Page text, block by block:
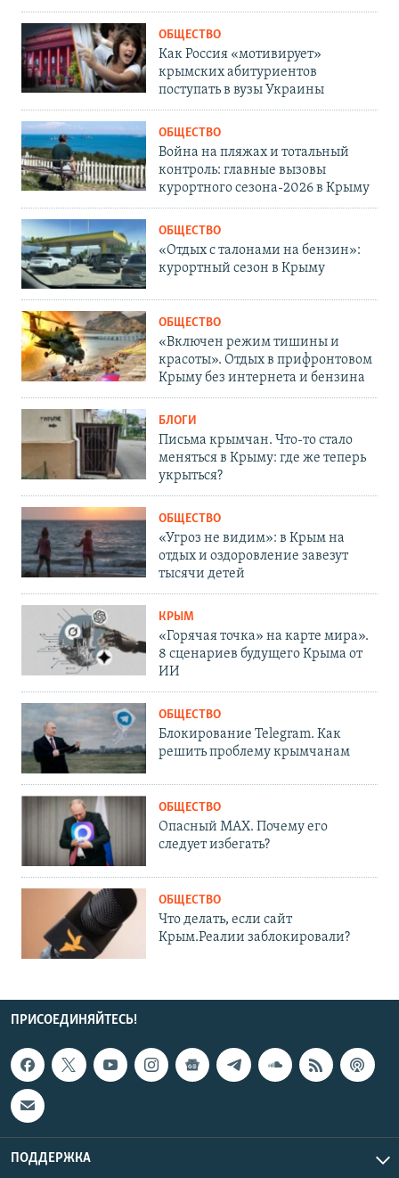
ОБЩЕСТВО
Как Россия «мотивирует»
крымских абитуриентов
поступать в вузы Украины
ОБЩЕСТВО
Война на пляжах и тотальный
контроль: главные вызовы
курортного сезона-2026 в Крыму
ОБЩЕСТВО
«Отдых с талонами на бензин»:
курортный сезон в Крыму
ОБЩЕСТВО
«Включен режим тишины и
красоты». Отдых в прифронтовом
Крыму без интернета и бензина
БЛОГИ
Письма крымчан. Что-то стало
меняться в Крыму: где же теперь
укрыться?
ОБЩЕСТВО
«Угроз не видим»: в Крым на
отдых и оздоровление завезут
тысячи детей
КРЫМ
«Горячая точка» на карте мира».
8 сценариев будущего Крыма от
ИИ
ОБЩЕСТВО
Блокирование Telegram. Как
решить проблему крымчанам
ОБЩЕСТВО
Опасный MAX. Почему его
следует избегать?
ОБЩЕСТВО
Что делать, если сайт
Крым.Реалии заблокировали?
ПРИСОЕДИНЯЙТЕСЬ!
ПОДДЕРЖКА